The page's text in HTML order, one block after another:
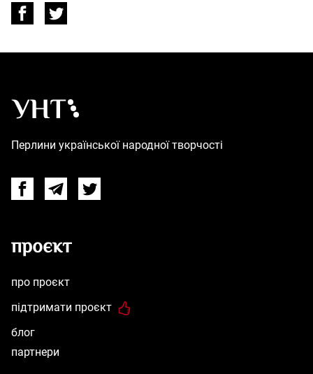
Перлини української народної творчості
FacebookTelegramTwitter
проєкт
про проєкт
підтримати проєкт
блог
партнери